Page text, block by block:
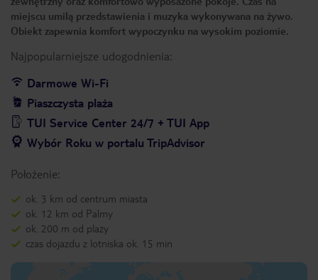
miejscu umilą przedstawienia i muzyka wykonywana na żywo.
Obiekt zapewnia komfort wypoczynku na wysokim poziomie.
Najpopularniejsze udogodnienia:
Darmowe Wi-Fi
Piaszczysta plaża
TUI Service Center 24/7 + TUI App
Wybór Roku w portalu TripAdvisor
Położenie:
ok. 3 km od centrum miasta
ok. 12 km od Palmy
ok. 200 m od plaży
czas dojazdu z lotniska ok. 15 min